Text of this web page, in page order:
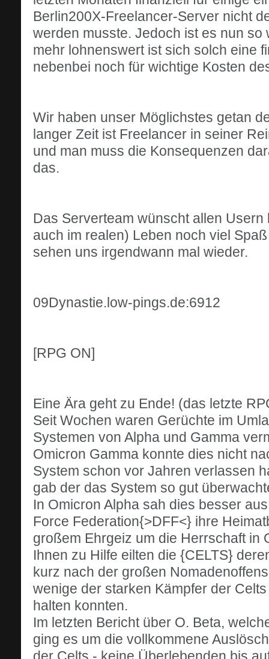
Berlin200X-Freelancer-Server nicht
werden musste. Jedoch ist es nun
mehr lohnenswert ist sich solch eine
nebenbei noch für wichtige Kosten
Wir haben unser Möglichstes getan
langer Zeit ist Freelancer in seiner
und man muss die Konsequenzen
das.
Das Serverteam wünscht allen
auch im realen) Leben noch viel
sehen uns irgendwann mal wieder.
09Dynastie.low-pings.de:6912
[RPG ON]
Eine Ära geht zu Ende! (das letzte
Seit Wochen waren Gerüchte im
Systemen von Alpha und Gamma
Omicron Gamma konnte dies nicht
System schon vor Jahren verlassen
gab der das System so gut
In Omicron Alpha sah dies besser
Force Federation{>DFF<} ihre
großem Ehrgeiz um die Herrschaft in
Ihnen zu Hilfe eilten die {CELTS}
kurz nach der großen
wenige der starken Kämpfer der
halten konnten.
Im letzten Bericht über O. Beta,
ging es um die vollkommene